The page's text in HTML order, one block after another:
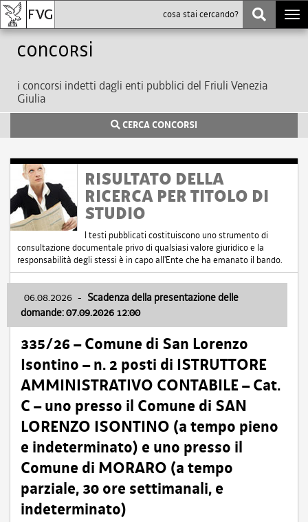
Concorsi
i concorsi indetti dagli enti pubblici del Friuli Venezia
Giulia
CERCA CONCORSI
RISULTATO DELLA
RICERCA PER TITOLO DI
STUDIO
I testi pubblicati costituiscono uno strumento di
consultazione documentale privo di qualsiasi valore giuridico e la
responsabilità degli stessi è in capo all'Ente che ha emanato il bando.
06.08.2026 - Scadenza della presentazione delle
domande: 07.09.2026 12:00
335/26 – Comune di San Lorenzo
Isontino – n. 2 posti di ISTRUTTORE
AMMINISTRATIVO CONTABILE – Cat.
C – uno presso il Comune di SAN
LORENZO ISONTINO (a tempo pieno
e indeterminato) e uno presso il
Comune di MORARO (a tempo
parziale, 30 ore settimanali, e
indeterminato)